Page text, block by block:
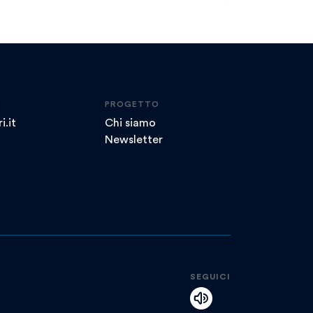
PROGETTO
Chi siamo
Newsletter
SEGUICI